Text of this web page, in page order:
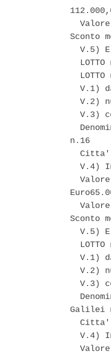
Sconto
V.5)
LOTTO
LOTTO
V.1)
V.2)
V.3)
n.16
V.4)
Sconto
V.5)
LOTTO
V.1)
V.2)
V.3)
Galilei
V.4)